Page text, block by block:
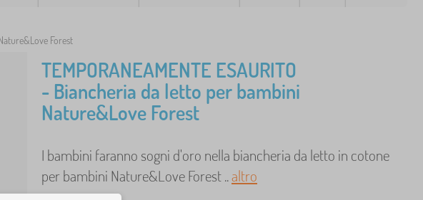
Forest
TEMPORANEAMENTE ESAURITO
- Biancheria da letto per bambini
Nature&Love Forest
I bambini faranno sogni d'oro nella biancheria da letto in cotone
per bambini Nature&Love Forest ..altro